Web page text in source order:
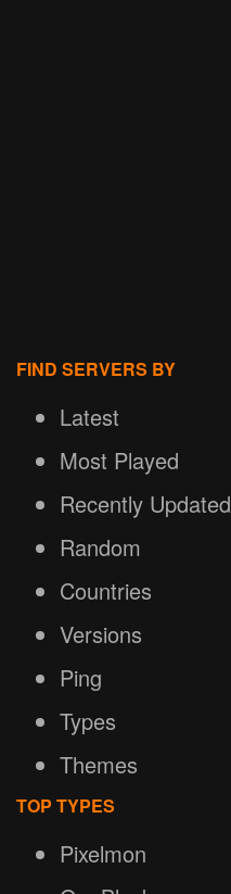
FIND SERVERS BY
Latest
Most Played
Recently Updated
Random
Countries
Versions
Ping
Types
Themes
TOP TYPES
Pixelmon